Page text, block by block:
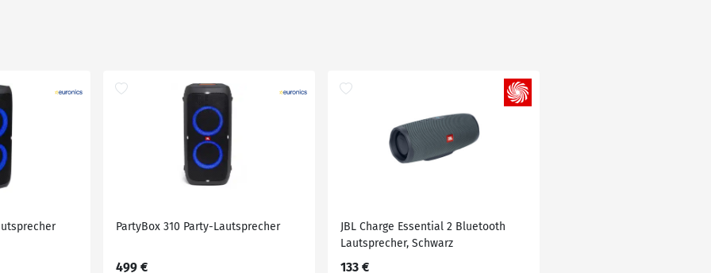
PartyBox 310 Party-Lautsprecher
499 €
JBL Charge Essential 2 Bluetooth
Lautsprecher, Schwarz
133 €